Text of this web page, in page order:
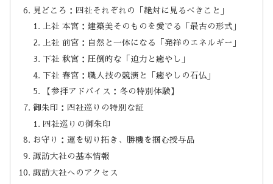
見どころ：四社それぞれの「絶対に見るべきこと」
上社 本宮：建築美そのものを愛でる「最古の形式」
上社 前宮：自然と一体になる「発祥のエネルギー」
下社 秋宮：圧倒的な「迫力と癒やし」
下社 春宮：職人技の競演と「癒やしの石仏」
【参拝アドバイス：冬の特別体験】
御朱印：四社巡りの特別な証
四社巡りの御朱印
お守り：運を切り拓き、勝機を掴む授与品
諏訪大社の基本情報
諏訪大社へのアクセス